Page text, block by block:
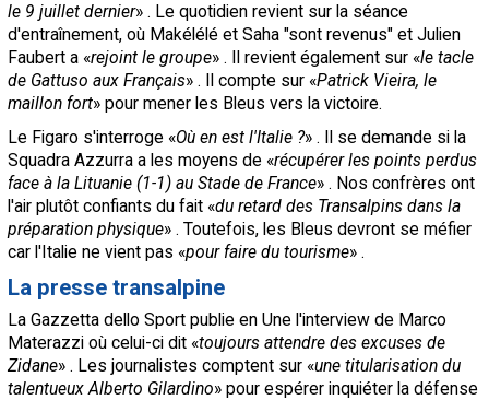
le 9 juillet dernier» . Le quotidien revient sur la séance
d'entraînement, où Makélélé et Saha "sont revenus" et Julien
Faubert a «rejoint le groupe» . Il revient également sur «le tacle
de Gattuso aux Français» . Il compte sur «Patrick Vieira, le
maillon fort» pour mener les Bleus vers la victoire.
Le Figaro s'interroge «Où en est l'Italie ?» . Il se demande si la
Squadra Azzurra a les moyens de «récupérer les points perdus
face à la Lituanie (1-1) au Stade de France» . Nos confrères ont
l'air plutôt confiants du fait «du retard des Transalpins dans la
préparation physique» . Toutefois, les Bleus devront se méfier
car l'Italie ne vient pas «pour faire du tourisme» .
La presse transalpine
La Gazzetta dello Sport publie en Une l'interview de Marco
Materazzi où celui-ci dit «toujours attendre des excuses de
Zidane» . Les journalistes comptent sur «une titularisation du
talentueux Alberto Gilardino» pour espérer inquiéter la défense